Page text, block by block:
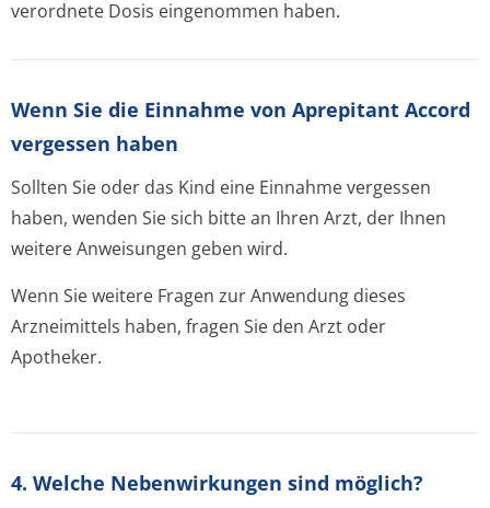
verordnete Dosis eingenommen haben.
Wenn Sie die Einnahme von Aprepitant Accord
vergessen haben
Sollten Sie oder das Kind eine Einnahme vergessen
haben, wenden Sie sich bitte an Ihren Arzt, der Ihnen
weitere Anweisungen geben wird.
Wenn Sie weitere Fragen zur Anwendung dieses
Arzneimittels haben, fragen Sie den Arzt oder
Apotheker.
4. Welche Nebenwirkungen sind möglich?